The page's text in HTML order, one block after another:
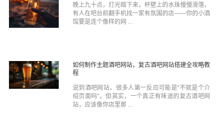
晚上九十点，灯光暗下来，杯壁上的水珠慢慢滑落，
有人在吧台前翻手机找一家有氛围的店——你的小酒
馆要是连个像样的网 ...
如何制作主题酒吧网站，复古酒吧网站搭建全攻略教
程
说到酒吧网站，很多人第一反应可能是"不就是个介
绍页面吗"。但其实，一个真正有味道的复古酒吧网
站，应该像你店里那 ...